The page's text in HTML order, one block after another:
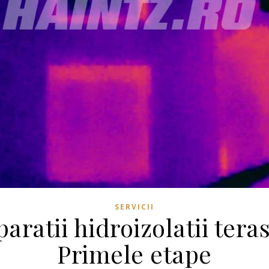
SERVICII
hidroizolatii
Primele etape